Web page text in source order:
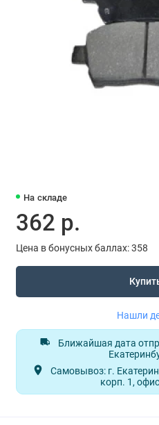
На складе
362 р.
Цена в бонусных баллах: 358
Нашли
Ближайшая дата
Самовывоз: г.
корп. 1,